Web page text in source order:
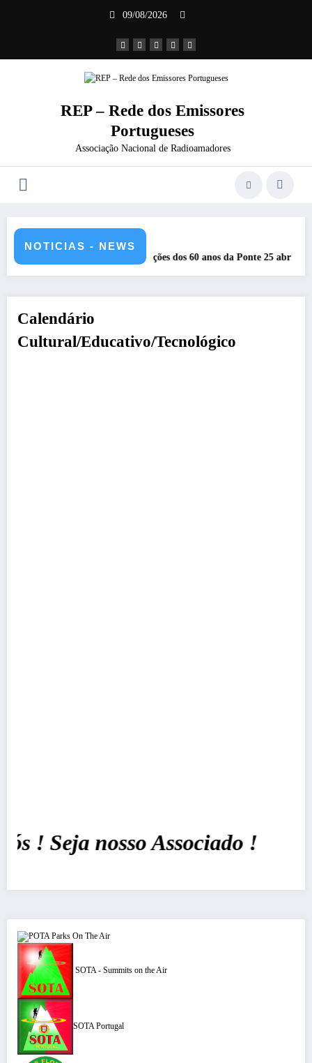
09/08/2026
REP – Rede dos Emissores
Portugueses
Associação Nacional de Radioamadores
NOTICIAS - NEWS
comemorações dos 60 anos da Ponte 25 abril – CR60A
Calendário
Cultural/Educativo/Tecnológico
Seja nosso Associado !
POTA Parks On The Air
SOTA - Summits on the Air
SOTA Portugal